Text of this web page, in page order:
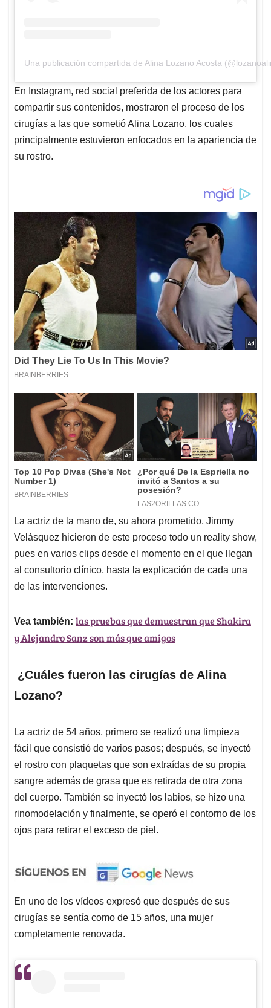
Una publicación compartida de Alina Lozano Acosta
En Instagram, red social preferida de los actores para
compartir sus contenidos, mostraron el proceso de los
cirugías a las que sometió Alina Lozano, los cuales
principalmente estuvieron enfocados en la apariencia de
su rostro.
La actriz de la mano de, su ahora prometido, Jimmy
Velásquez hicieron de este proceso todo un reality show,
pues en varios clips desde el momento en el que llegan
al consultorio clínico, hasta la explicación de cada una
de las intervenciones.
Vea también: las pruebas que demuestran que Shakira
y Alejandro Sanz son más que amigos
¿Cuáles fueron las cirugías de Alina
Lozano?
La actriz de 54 años, primero se realizó una limpieza
fácil que consistió de varios pasos; después, se inyectó
el rostro con plaquetas que son extraídas de su propia
sangre además de grasa que es retirada de otra zona
del cuerpo. También se inyectó los labios, se hizo una
rinomodelación y finalmente, se operó el contorno de los
ojos para retirar el exceso de piel.
En uno de los vídeos expresó que después de sus
cirugías se sentía como de 15 años, una mujer
completamente renovada.